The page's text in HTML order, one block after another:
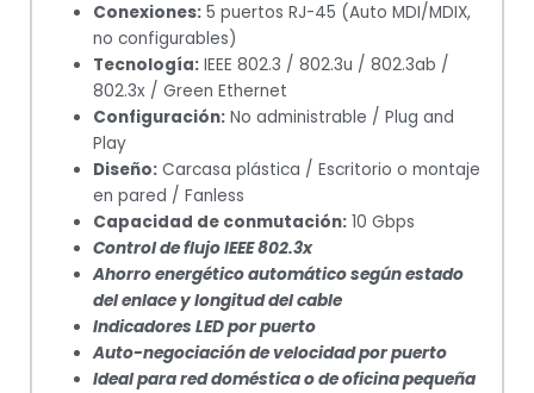
Conexiones: 5 puertos RJ-45 (Auto MDI/MDIX,
no configurables)
Tecnología: IEEE 802.3 / 802.3u / 802.3ab /
802.3x / Green Ethernet
Configuración: No administrable / Plug and
Play
Diseño: Carcasa plástica / Escritorio o montaje
en pared / Fanless
Capacidad de conmutación: 10 Gbps
Control de flujo IEEE 802.3x
Ahorro energético automático según estado
del enlace y longitud del cable
Indicadores LED por puerto
Auto-negociación de velocidad por puerto
Ideal para red doméstica o de oficina pequeña